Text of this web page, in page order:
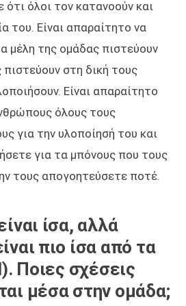
όλοι τον κατανοούν και
του. Είναι απαραίτητο να
μέλη της ομάδας πιστεύουν
πιστεύουν στη δική τους
Είναι απαραίτητο
όλους τους
για την υλοποίησή του και
για τα μπόνους που τους
τους απογοητεύσετε ποτέ.
ίσα, αλλά
πιο ίσα από τα
Ποιες σχέσεις
μέσα στην ομάδα;